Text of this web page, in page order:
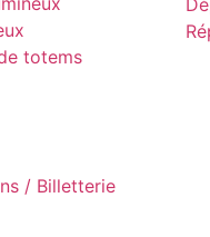
totems
/ Billetterie